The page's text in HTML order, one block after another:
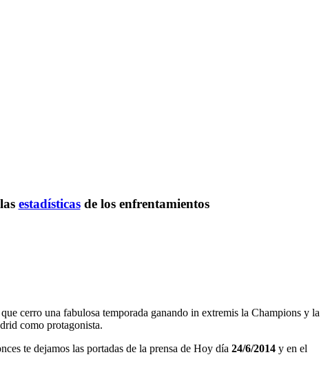
estadísticasde los enfrentamientos
cerro una fabulosa temporada ganando in extremis la Champions y la
como protagonista.
te dejamos las portadas de la prensa de Hoy día 24/6/2014 y en el